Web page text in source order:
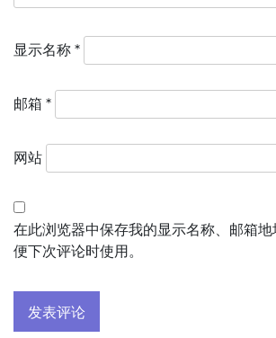
显示名称 *
邮箱 *
网站
在此浏览器中保存我的显示名称、邮箱
便下次评论时使用。